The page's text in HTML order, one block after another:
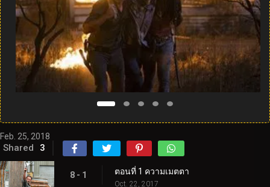
Feb. 25, 2018
Shared 3
8 - 1 ตอนที่ 1 ความเมตตา
Oct. 22, 2017